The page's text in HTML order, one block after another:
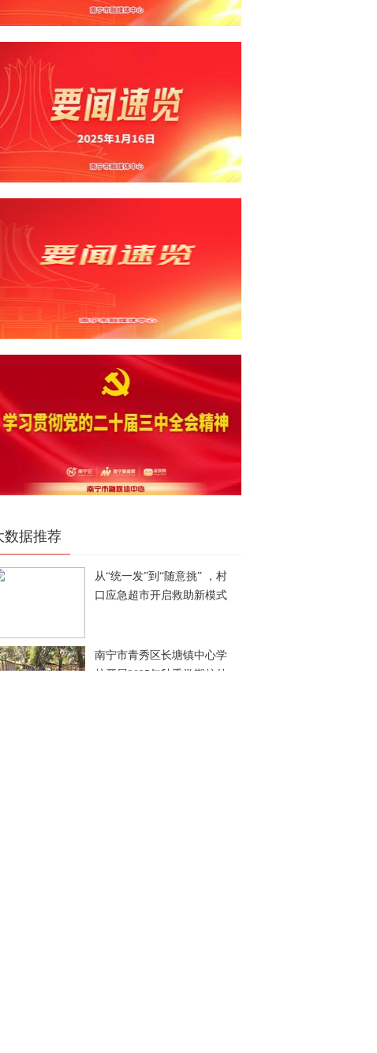
数据推荐
从“统一发”到“随意挑” ，村
口应急超市开启救助新模式
南宁市青秀区长塘镇中心学
校开展2025年秋季学期校外